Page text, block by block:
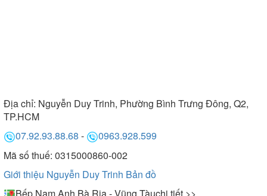
Địa chỉ: Nguyễn Duy Trinh, Phường Bình Trưng Đông, Q2,
TP.HCM
07.92.93.88.68 -
0963.928.599
Mã số thuế: 0315000860-002
Giới thiệu Nguyễn Duy Trinh Bản đồ